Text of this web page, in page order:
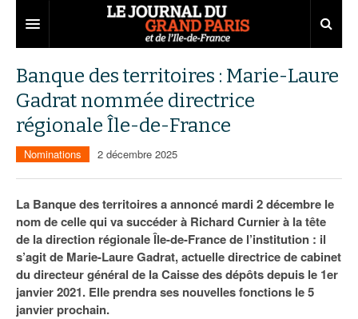
Territoires
Aménagement
Collectivités
Services urbains
Entreprises
Développement économique
Attractivité
Innovation
Transport
Départements
77
78
91
Nominations
Portraits
Agenda
Les Assises du Grand Paris
Éditions précédentes
Le podcast
Ecouter les épisodes
Banque des territoires : Marie-Laure
Gadrat nommée directrice
régionale Île-de-France
Nominations 2 décembre 2025
La Banque des territoires a annoncé mardi 2 décembre le
nom de celle qui va succéder à Richard Curnier à la tête
de la direction régionale Île-de-France de l’institution : il
s’agit de Marie-Laure Gadrat, actuelle directrice de cabinet
du directeur général de la Caisse des dépôts depuis le 1er
janvier 2021. Elle prendra ses nouvelles fonctions le 5
janvier prochain.